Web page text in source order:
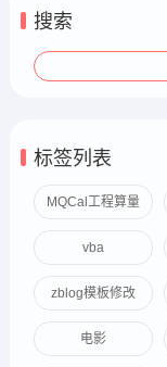
搜索
标签列表
MQCal工程算量
vba
zblog模板修改
电影